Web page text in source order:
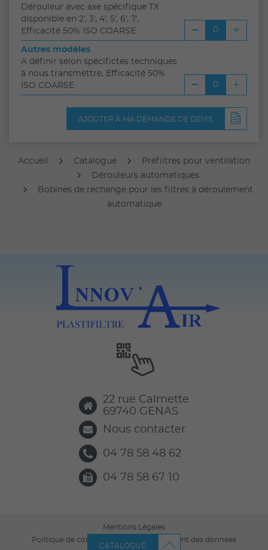
Dérouleur avec axe spécifique TX
disponible en 2', 3', 4', 5', 6', 7',
Efficacité 50% ISO COARSE
Autres modèles
A définir selon spécifictés techniques
à nous transmettre, Efficacité 50%
ISO COARSE
AJOUTER À MA DEMANDE DE DEVIS
CATALOGUE
Accueil Catalogue
Préfiltres pour ventilation
Dérouleurs automatiques
Bobines de rechange pour les filtres à déroulement
automatique
22 rue Calmette
69740 GENAS
Nous contacter
04 78 58 48 62
04 78 58 67 10
Mentions Légales
Politique de confidentialité et de traitement des données